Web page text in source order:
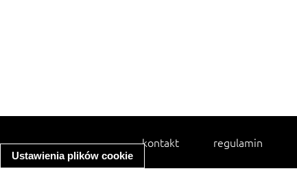
Ustawienia plików cookie
kontakt regulamin